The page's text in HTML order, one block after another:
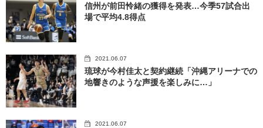
信州が前田怜緒の獲得を発表…今季57試合出
場で平均4.8得点
2021.06.07
琉球が今村佳太と契約継続「沖縄アリーナでの
地響きのような声援を楽しみに…」
2021.06.07